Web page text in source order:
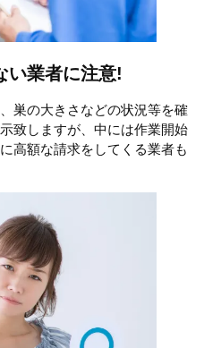
い業者に注意!
巣の大きさなどの状況等を確
致しますが、中には作業開始
高額な請求をしてくる業者も